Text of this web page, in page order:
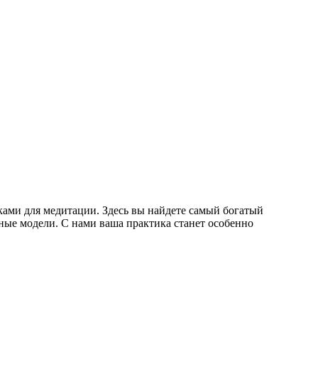
для медитации. Здесь вы найдете самый богатый
модели. С нами ваша практика станет особенно